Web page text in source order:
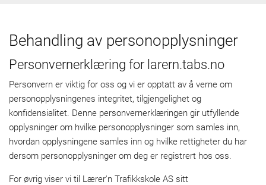
Behandling av personopplysninger
Personvernerklæring for larern.tabs.no
Personvern er viktig for oss og vi er opptatt av å verne om
personopplysningenes integritet, tilgjengelighet og
konfidensialitet. Denne personvernerklæringen gir utfyllende
opplysninger om hvilke personopplysninger som samles inn,
hvordan opplysningene samles inn og hvilke rettigheter du har
dersom personopplysninger om deg er registrert hos oss.
For øvrig viser vi til Lærer'n Trafikkskole AS sitt